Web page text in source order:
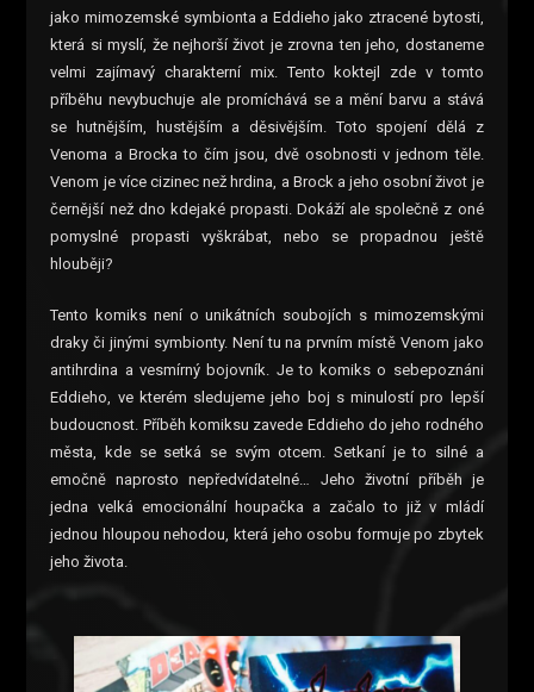
jako mimozemské symbionta a Eddieho jako ztracené bytosti,
která si myslí, že nejhorší život je zrovna ten jeho, dostaneme
velmi zajímavý charakterní mix. Tento koktejl zde v tomto
příběhu nevybuchuje ale promíchává se a mění barvu a stává
se hutnějším, hustějším a děsivějším. Toto spojení dělá z
Venoma a Brocka to čím jsou, dvě osobnosti v jednom těle.
Venom je více cizinec než hrdina, a Brock a jeho osobní život je
černější než dno kdejaké propasti. Dokáží ale společně z oné
pomyslné propasti vyškrábat, nebo se propadnou ještě
hlouběji?
Tento komiks není o unikátních soubojích s mimozemskými
draky či jinými symbionty. Není tu na prvním místě Venom jako
antihrdina a vesmírný bojovník. Je to komiks o sebepoznáni
Eddieho, ve kterém sledujeme jeho boj s minulostí pro lepší
budoucnost. Příběh komiksu zavede Eddieho do jeho rodného
města, kde se setká se svým otcem. Setkaní je to silné a
emočně naprosto nepředvídatelné… Jeho životní příběh je
jedna velká emocionální houpačka a začalo to již v mládí
jednou hloupou nehodou, která jeho osobu formuje po zbytek
jeho života.